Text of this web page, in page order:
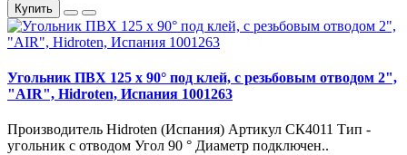
Купить
Угольник ПВХ 125 х 90° под клей, с резьбовым отводом 2",
"AIR", Hidroten, Испания 1001263
Производитель Hidroten (Испания) Артикул СК4011 Тип -
угольник с отводом Угол 90 ° Диаметр подключен..